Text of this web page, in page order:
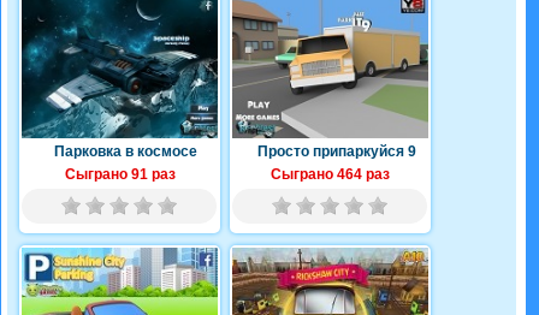
Парковка в космосе
Сыграно 91 раз
Просто припаркуйся 9
Сыграно 464 раз